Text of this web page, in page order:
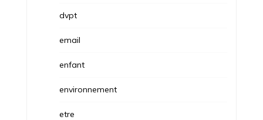
dvpt
email
enfant
environnement
etre